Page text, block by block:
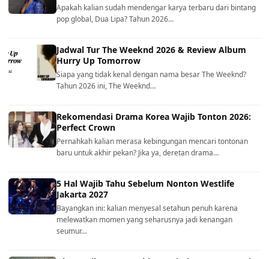
Apakah kalian sudah mendengar karya terbaru dari bintang
pop global, Dua Lipa? Tahun 2026…
Jadwal Tur The Weeknd 2026 & Review Album
Hurry Up Tomorrow
Siapa yang tidak kenal dengan nama besar The Weeknd?
Tahun 2026 ini, The Weeknd…
Rekomendasi Drama Korea Wajib Tonton 2026:
Perfect Crown
Pernahkah kalian merasa kebingungan mencari tontonan
baru untuk akhir pekan? Jika ya, deretan drama…
5 Hal Wajib Tahu Sebelum Nonton Westlife
Jakarta 2027
Bayangkan ini: kalian menyesal setahun penuh karena
melewatkan momen yang seharusnya jadi kenangan
seumur…